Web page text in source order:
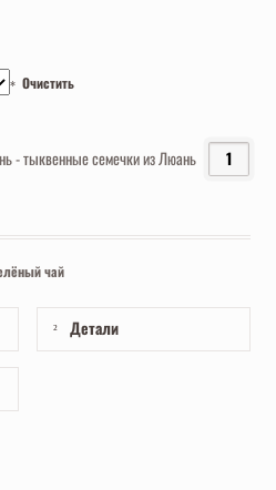
Очистить
- тыквенные семечки из Люань
чай
Детали